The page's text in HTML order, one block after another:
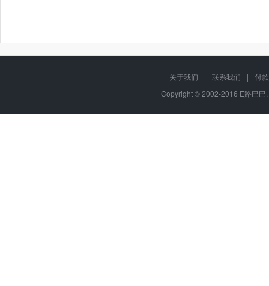
关于我们 | 联系我们 |
付
Copyright © 2002-2016 E路巴